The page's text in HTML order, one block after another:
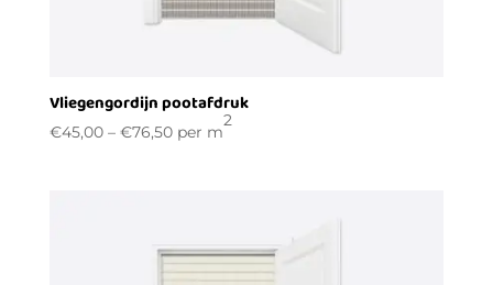
Vliegengordijn pootafdruk
€45,00– €76,50per m
2